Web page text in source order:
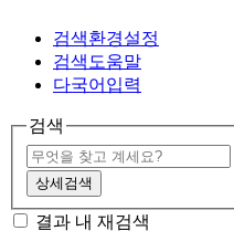
검색환경설정
검색도움말
다국어입력
검색
상세검색
결과 내 재검색